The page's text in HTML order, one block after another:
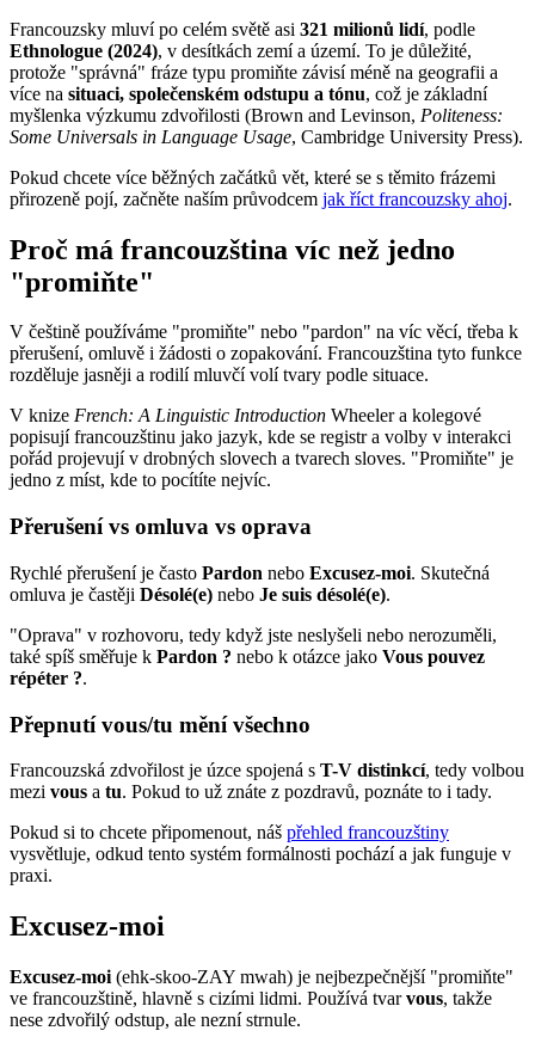
Francouzsky mluví po celém světě asi 321 milionů lidí, podle
Ethnologue (2024), v desítkách zemí a území. To je důležité,
protože "správná" fráze typu promiňte závisí méně na geografii a
více na situaci, společenském odstupu a tónu, což je základní
myšlenka výzkumu zdvořilosti (Brown and Levinson, Politeness:
Some Universals in Language Usage, Cambridge University Press).
Pokud chcete více běžných začátků vět, které se s těmito frázemi
přirozeně pojí, začněte naším průvodcem jak říct francouzsky ahoj.
Proč má francouzština víc než jedno
"promiňte"
V češtině používáme "promiňte" nebo "pardon" na víc věcí, třeba k
přerušení, omluvě i žádosti o zopakování. Francouzština tyto funkce
rozděluje jasněji a rodilí mluvčí volí tvary podle situace.
V knize French: A Linguistic Introduction Wheeler a kolegové
popisují francouzštinu jako jazyk, kde se registr a volby v interakci
pořád projevují v drobných slovech a tvarech sloves. "Promiňte" je
jedno z míst, kde to pocítíte nejvíc.
Přerušení vs omluva vs oprava
Rychlé přerušení je často Pardon nebo Excusez-moi. Skutečná
omluva je častěji Désolé(e) nebo Je suis désolé(e).
"Oprava" v rozhovoru, tedy když jste neslyšeli nebo nerozuměli,
také spíš směřuje k Pardon ? nebo k otázce jako Vous pouvez
répéter ?.
Přepnutí vous/tu mění všechno
Francouzská zdvořilost je úzce spojená s T-V distinkcí, tedy volbou
mezi vous a tu. Pokud to už znáte z pozdravů, poznáte to i tady.
Pokud si to chcete připomenout, náš přehled francouzštiny
vysvětluje, odkud tento systém formálnosti pochází a jak funguje v
praxi.
Excusez-moi
Excusez-moi (ehk-skoo-ZAY mwah) je nejbezpečnější "promiňte"
ve francouzštině, hlavně s cizími lidmi. Používá tvarvous, takže
nese zdvořilý odstup, ale nezní strnule.